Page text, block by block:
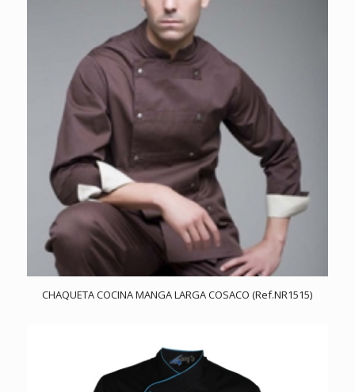
CHAQUETA COCINA MANGA LARGA COSACO (Ref.NR1515)